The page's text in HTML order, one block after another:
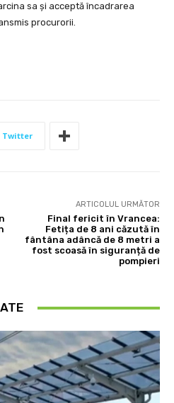
sa şi acceptă încadrarea
procurorii.
Twitter
ARTICOLUL URMĂTOR
Final fericit în Vrancea:
Fetița de 8 ani căzută în
fântâna adâncă de 8 metri a
fost scoasă în siguranță de
pompieri